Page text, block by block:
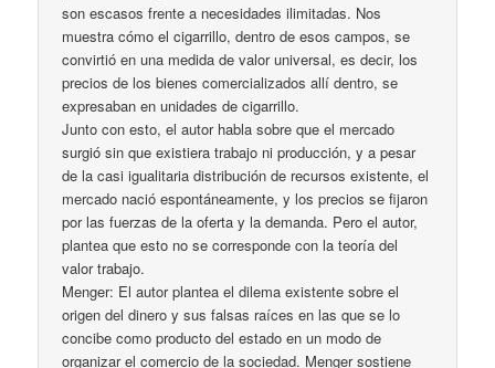
son escasos frente a necesidades ilimitadas. Nos
muestra cómo el cigarrillo, dentro de esos campos, se
convirtió en una medida de valor universal, es decir, los
precios de los bienes comercializados allí dentro, se
expresaban en unidades de cigarrillo.
Junto con esto, el autor habla sobre que el mercado
surgió sin que existiera trabajo ni producción, y a pesar
de la casi igualitaria distribución de recursos existente, el
mercado nació espontáneamente, y los precios se fijaron
por las fuerzas de la oferta y la demanda. Pero el autor,
plantea que esto no se corresponde con la teoría del
valor trabajo.
Menger: El autor plantea el dilema existente sobre el
origen del dinero y sus falsas raíces en las que se lo
concibe como producto del estado en un modo de
organizar el comercio de la sociedad. Menger sostiene